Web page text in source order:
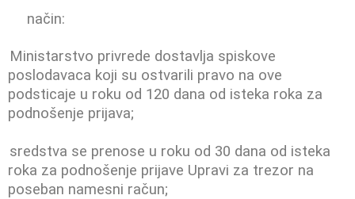
način:
Ministarstvo privrede dostavlja spiskove
poslodavaca koji su ostvarili pravo na ove
podsticaje u roku od 120 dana od isteka roka za
podnošenje prijava;
sredstva se prenose u roku od 30 dana od isteka
roka za podnošenje prijave Upravi za trezor na
poseban namesni račun;